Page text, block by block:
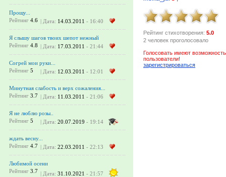
Прощу...
Рейтинг 4.6 | Дата: 14.03.2011 - 16:40
Я слышу шагов твоих шепот нежный
Рейтинг 4.8 | Дата: 17.03.2011 - 21:44
Согрей мои руки...
Рейтинг 5 | Дата: 12.03.2011 - 12:01
Минутная слабость и верх сожаления...
Рейтинг 3.7 | Дата: 11.03.2011 - 21:06
Я не люблю розы..
Рейтинг 5 | Дата: 20.07.2019 - 19:14
ждать весну...
Рейтинг 4.7 | Дата: 22.03.2011 - 22:13
Любимой осени
Рейтинг 3.7 | Дата: 31.10.2021 - 21:57
Рейтинг стихотворения: 5.0
2 человек проголосовало
Голосовать имеют
пользователи!
зарегистрироваться